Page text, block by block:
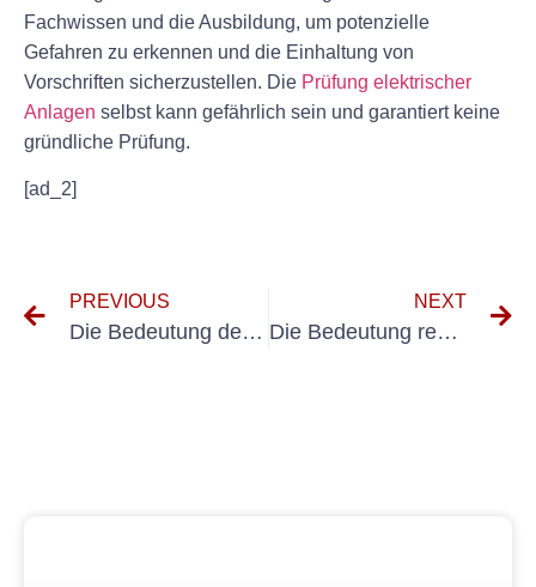
Fachwissen und die Ausbildung, um potenzielle
Gefahren zu erkennen und die Einhaltung von
Vorschriften sicherzustellen. Die Prüfung elektrischer
Anlagen selbst kann gefährlich sein und garantiert keine
gründliche Prüfung.
[ad_2]
PREVIOUS
Die Bedeutung der elektrischen Sicherheitsprüfung DGUV: Gewährleistung der Arbeitssicherheit
NEXT
Die Bedeutung regelmäßiger Tests für ortsfeste Geräte: Gewährleistung von Sicherheit und Konformität